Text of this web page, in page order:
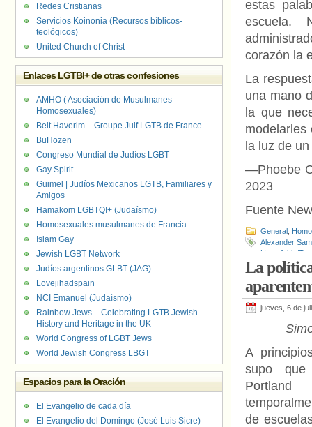
estas
escuela.
corazón la
La
una mano
la que
modelarles
la luz de
—Phoebe
2023
Fuente
General
Alexander
Homofobia/
La
jueves, 6 de
A
supo que
de
Redes Cristianas
Servicios Koinonia (Recursos bíblicos-
teológicos)
United Church of Christ
Enlaces LGTBI+ de otras confesiones
AMHO ( Asociación de Musulmanes
Homosexuales)
Beit Haverim – Groupe Juif LGTB de France
BuHozen
Congreso Mundial de Judíos LGBT
Gay Spirit
Guimel | Judíos Mexicanos LGTB, Familiares y
Amigos
Hamakom LGBTQI+ (Judaísmo)
Homosexuales musulmanes de Francia
Islam Gay
Jewish LGBT Network
Judíos argentinos GLBT (JAG)
Lovejihadspain
NCI Emanuel (Judaísmo)
Rainbow Jews – Celebrating LGTB Jewish
History and Heritage in the UK
World Congress of LGBT Jews
World Jewish Congress LBGT
Espacios para la Oración
El Evangelio de cada día
El Evangelio del Domingo (José Luis Sicre)